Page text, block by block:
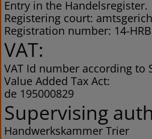
Entry in the Handelsregister.
Registering court:
Registration number: 14-
VAT:
VAT Id number according to
Value Added Tax Act:
de 195000829
Supervising
Handwerkskammer Trier